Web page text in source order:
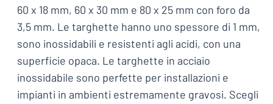
60 x 18 mm, 60 x 30 mm e 80 x 25 mm con foro da
3,5 mm. Le targhette hanno uno spessore di 1 mm,
sono inossidabili e resistenti agli acidi, con una
superficie opaca. Le targhette in acciaio
inossidabile sono perfette per installazioni e
impianti in ambienti estremamente gravosi. Scegli